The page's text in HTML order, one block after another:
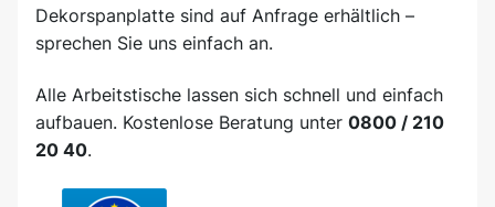
Dekorspanplatte sind auf Anfrage erhältlich –
sprechen Sie uns einfach an.
Alle Arbeitstische lassen sich schnell und einfach
aufbauen. Kostenlose Beratung unter 0800 / 210
20 40.